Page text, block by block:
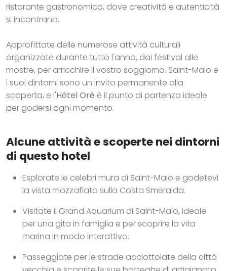
ristorante gastronomico, dove creatività e autenticità
si incontrano.
Approfittate delle numerose attività culturali
organizzate durante tutto l'anno, dai festival alle
mostre, per arricchire il vostro soggiorno. Saint-Malo e
i suoi dintorni sono un invito permanente alla
scoperta, e l'Hôtel Oré è il punto di partenza ideale
per godersi ogni momento.
Alcune attività e scoperte nei dintorni
di questo hotel
Esplorate le celebri mura di Saint-Malo e godetevi
la vista mozzafiato sulla Costa Smeralda.
Visitate il Grand Aquarium di Saint-Malo, ideale
per una gita in famiglia e per scoprire la vita
marina in modo interattivo.
Passeggiate per le strade acciottolate della città